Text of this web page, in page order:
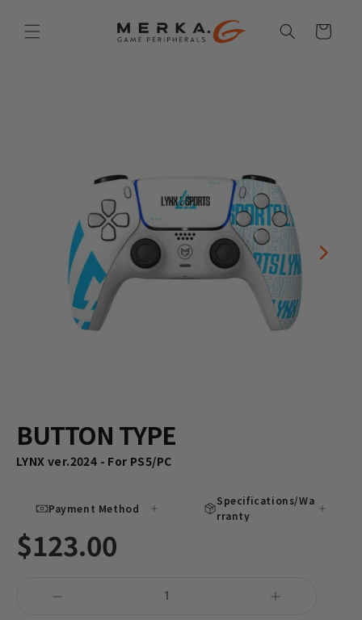
content
Cart
BUTTON TYPE
LYNX ver.2024 - For PS5/PC
Payment Method
Specifications/Wa
rranty
$123.00